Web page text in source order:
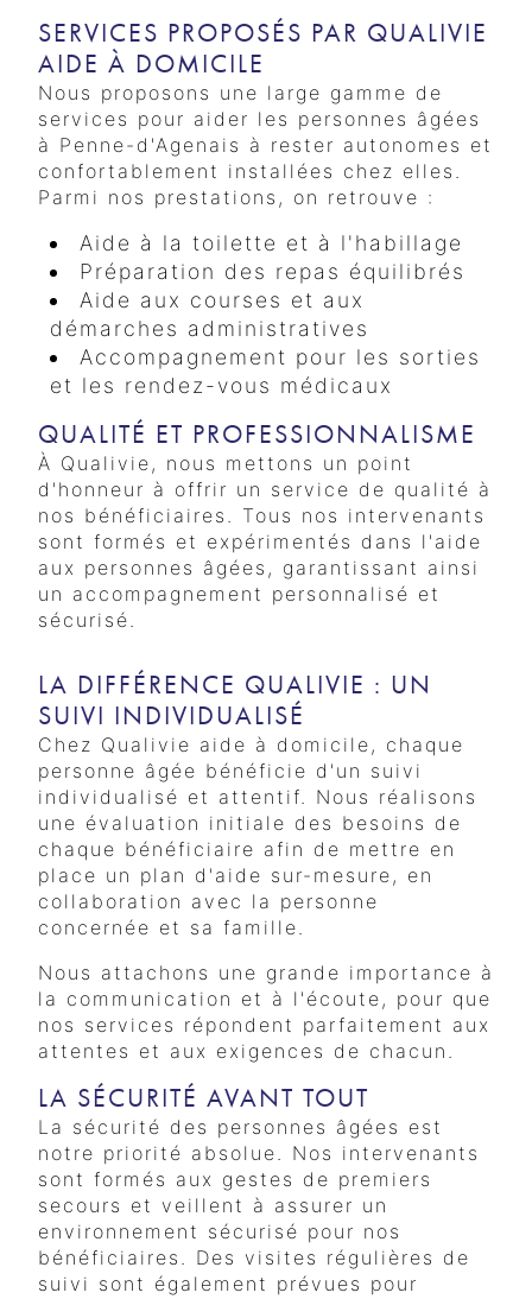
SERVICES PROPOSÉS PAR QUALIVIE
AIDE À DOMICILE
Nous proposons une large gamme de
services pour aider les personnes âgées
à Penne-d'Agenais à rester autonomes et
confortablement installées chez elles.
Parmi nos prestations, on retrouve :
Aide à la toilette et à l'habillage
Préparation des repas équilibrés
Aide aux courses et aux
démarches administratives
Accompagnement pour les sorties
et les rendez-vous médicaux
QUALITÉ ET PROFESSIONNALISME
À Qualivie, nous mettons un point
d'honneur à offrir un service de qualité à
nos bénéficiaires. Tous nos intervenants
sont formés et expérimentés dans l'aide
aux personnes âgées, garantissant ainsi
un accompagnement personnalisé et
sécurisé.
LA DIFFÉRENCE QUALIVIE : UN
SUIVI INDIVIDUALISÉ
Chez Qualivie aide à domicile, chaque
personne âgée bénéficie d'un suivi
individualisé et attentif. Nous réalisons
une évaluation initiale des besoins de
chaque bénéficiaire afin de mettre en
place un plan d'aide sur-mesure, en
collaboration avec la personne
concernée et sa famille.
Nous attachons une grande importance à
la communication et à l'écoute, pour que
nos services répondent parfaitement aux
attentes et aux exigences de chacun.
LA SÉCURITÉ AVANT TOUT
La sécurité des personnes âgées est
notre priorité absolue. Nos intervenants
sont formés aux gestes de premiers
secours et veillent à assurer un
environnement sécurisé pour nos
bénéficiaires. Des visites régulières de
suivi sont également prévues pour